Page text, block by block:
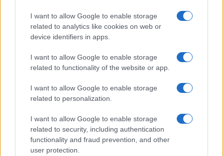
I want to allow Google to enable storage
related to analytics like cookies on web or
device identifiers in apps.
I want to allow Google to enable storage
related to functionality of the website or app.
I want to allow Google to enable storage
related to personalization.
I want to allow Google to enable storage
related to security, including authentication
functionality and fraud prevention, and other
user protection.
Monte Pino, la fine di un lungo dolore: storia e
rinascita della strada che segnò la Gallura
Raid nelle campagne di Berchidda, rischio per
la rete elettrica
Monte Pino, via i cancelli del cantiere: la Gallura
Nuovi stalli residenti a Palau, il Comune
completa l’iter